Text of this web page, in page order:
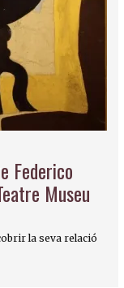
Federico
Museu
la seva relació